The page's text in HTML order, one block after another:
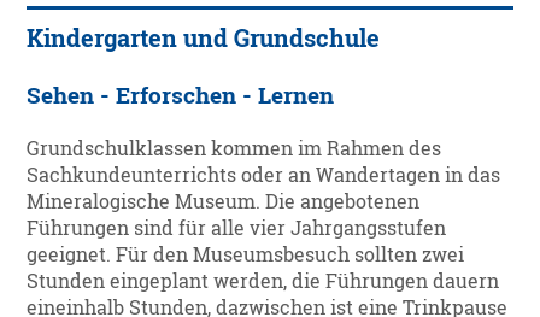
Kindergarten und Grundschule
Sehen - Erforschen - Lernen
Grundschulklassen kommen im Rahmen des
Sachkundeunterrichts oder an Wandertagen in das
Mineralogische Museum. Die angebotenen
Führungen sind für alle vier Jahrgangsstufen
geeignet. Für den Museumsbesuch sollten zwei
Stunden eingeplant werden, die Führungen dauern
eineinhalb Stunden, dazwischen ist eine Trinkpause